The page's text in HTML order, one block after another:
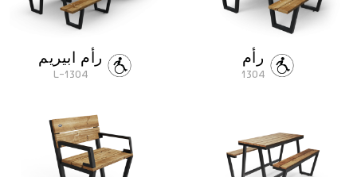
رأم
1304
رأم ابيريم
1304-L